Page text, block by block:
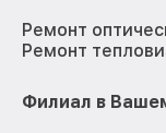
Ремонт
Ремонт
Филиал в